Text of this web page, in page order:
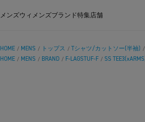
メンズウィメンズブランド特集店舗
HOME / MENS / トップス / Tシャツ/カットソー(半袖)
HOME / MENS / BRAND / F-LAGSTUF-F / SS